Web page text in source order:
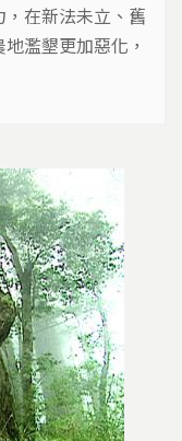
在新法未立、舊
濫墾更加惡化，
家園殘破、道路
下，徬徨的不知